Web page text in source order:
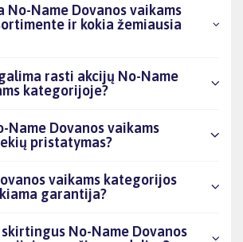
No-Name Dovanos vaikams
ir kokia žemiausia
rasti akcijų No-Name
kategorijoje?
Name Dovanos vaikams
pristatymas?
vaikams kategorijos
garantija?
No-Name Dovanos